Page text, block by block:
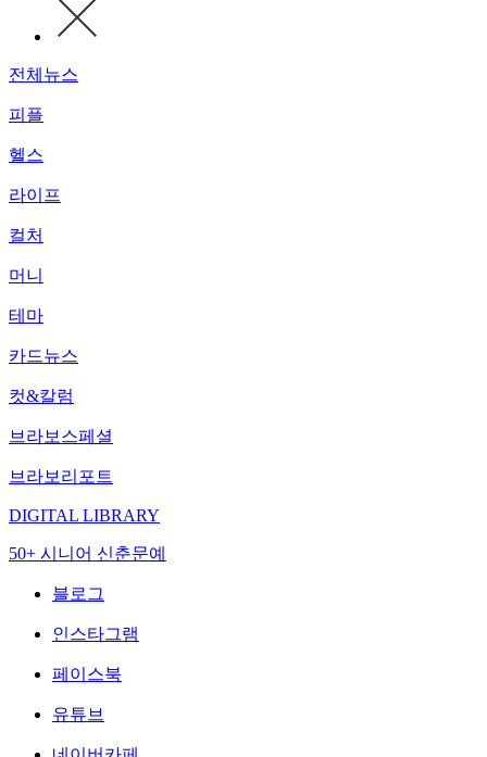
전체뉴스
피플
헬스
라이프
컬처
머니
테마
카드뉴스
컷&칼럼
브라보스페셜
브라보리포트
DIGITAL LIBRARY
50+ 시니어 신춘문예
블로그
인스타그램
페이스북
유튜브